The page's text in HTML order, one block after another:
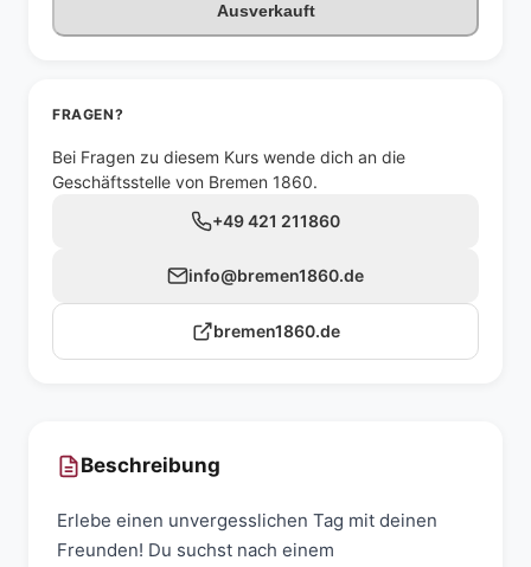
Beschreibung
Erlebe einen unvergesslichen Tag mit deinen
Freunden! Du suchst nach einem
Ausverkauft
FRAGEN?
Bei Fragen zu diesem Kurs wende dich an die
Geschäftsstelle von Bremen 1860.
+49 421 211860
info@bremen1860.de
bremen1860.de